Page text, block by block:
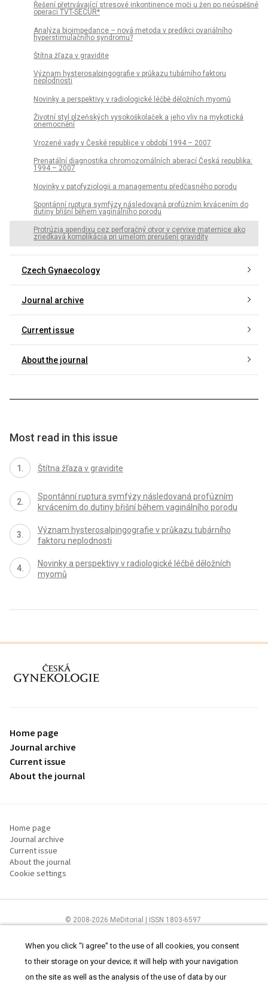
Řešení přetrvávající stresové inkontinence moči u žen po neúspěšné
operaci TVT-SECUR*
Analýza bioimpedance – nová metoda v predikci ovariálního
hyperstimulačního syndromu?
Štítna žľaza v gravidite
Význam hysterosalpingografie v průkazu tubárního faktoru
neplodnosti
Novinky a perspektivy v radiologické léčbě děložních myomů
Životní styl plzeňských vysokoškolaček a jeho vliv na mykotická
onemocnění
Vrozené vady v České republice v období 1994 – 2007
Prenatální diagnostika chromozomálních aberací Česká republika:
1994 – 2007
Novinky v patofyziologii a managementu předčasného porodu
Spontánní ruptura symfýzy následovaná profúzním krvácením do
dutiny břišní během vaginálního porodu
Protrúzia apendixu cez perforačný otvor v cervixe maternice ako
zriedkavá komplikácia pri umelom prerušení gravidity
Czech Gynaecology
Journal archive
Current issue
About the journal
Most read in this issue
Štítna žľaza v gravidite
Spontánní ruptura symfýzy následovaná profúzním
krvácením do dutiny břišní během vaginálního porodu
Význam hysterosalpingografie v průkazu tubárního
faktoru neplodnosti
Novinky a perspektivy v radiologické léčbě děložních
myomů
proLékaře.cz
Home page
Journal archive
Current issue
About the journal
Home page
Journal archive
Current issue
About the journal
Cookie settings
© 2008-2026 MeDitorial | ISSN 1803-6597
Useandcookies statement.
When you click "I agree" to the use of all cookies, you consent
to their storage on your device; it will help with your navigation
on the site as well as the analysis of the use of data by our